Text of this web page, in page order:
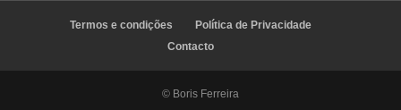
Termos e condições
Política de Privacidade
Contacto
© Boris Ferreira